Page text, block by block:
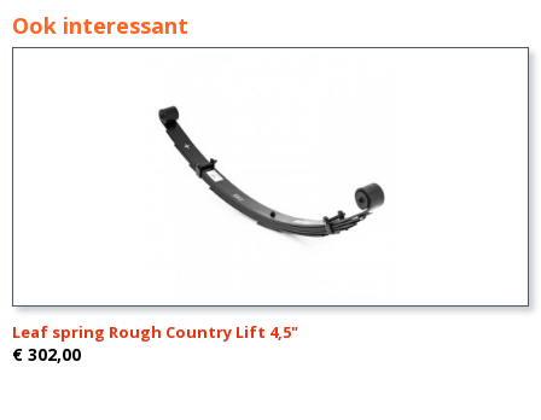
Ook interessant
Leaf spring Rough Country Lift 4,5"
€ 302,00